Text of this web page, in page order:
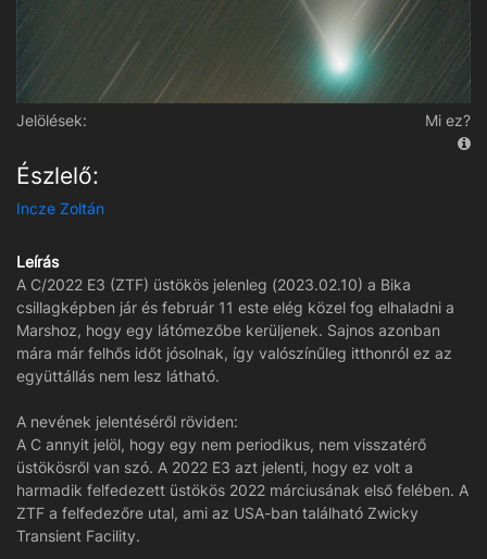
Jelölések: Mi ez?
Észlelő:
Incze Zoltán
Leírás
A C/2022 E3 (ZTF) üstökös jelenleg (2023.02.10) a Bika
csillagképben jár és február 11 este elég közel fog elhaladni a
Marshoz, hogy egy látómezőbe kerüljenek. Sajnos azonban
mára már felhős időt jósolnak, így valószínűleg itthonról ez az
együttállás nem lesz látható.
A nevének jelentéséről röviden:
A C annyit jelöl, hogy egy nem periodikus, nem visszatérő
üstökösről van szó. A 2022 E3 azt jelenti, hogy ez volt a
harmadik felfedezett üstökös 2022 márciusának első felében. A
ZTF a felfedezőre utal, ami az USA-ban található Zwicky
Transient Facility.